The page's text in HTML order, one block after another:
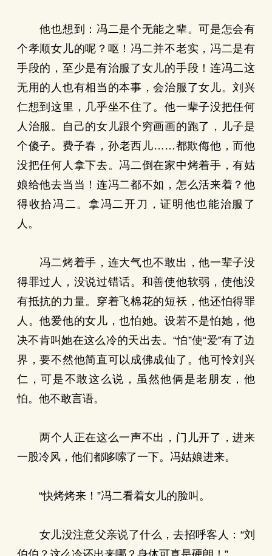
他也想到：冯二是个无能之辈。可是怎会有
个孝顺女儿的呢？呕！冯二并不老实，冯二是有
手段的，至少是有治服了女儿的手段！连冯二这
无用的人也有相当的本事，会治服了女儿。刘兴
仁想到这里，几乎坐不住了。他一辈子没把任何
人治服。自己的女儿跟个穷画画的跑了，儿子是
个傻子。费子春，孙老西儿……都欺侮他，而他
没把任何人拿下去。冯二倒在家中烤着手，有姑
娘给他去当当！连冯二都不如，怎么活来着？他
得收拾冯二。拿冯二开刀，证明他也能治服了
人。
冯二烤着手，连大气也不敢出，他一辈子没
得罪过人，没说过错话。和善使他软弱，使他没
有抵抗的力量。穿着飞棉花的短袄，他还怕得罪
人。他爱他的女儿，也怕她。设若不是怕她，他
决不肯叫她在这么冷的天出去。“怕”使“爱”有了边
界，要不然他简直可以成佛成仙了。他可怜刘兴
仁，可是不敢这么说，虽然他俩是老朋友，他
怕。他不敢言语。
两个人正在这么一声不出，门儿开了，进来
一股冷风，他们都哆嗦了一下。冯姑娘进来。
“快烤烤来！”冯二看着女儿的脸叫。
女儿没注意父亲说了什么，去招呼客人：“刘